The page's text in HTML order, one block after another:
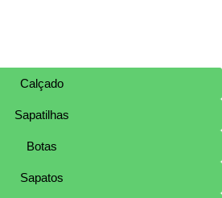
Calçado
Sapatilhas
Botas
Sapatos